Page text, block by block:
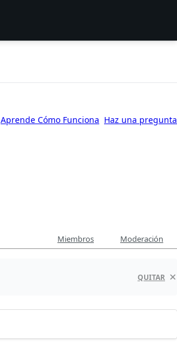
Aprende Cómo Funciona Haz una pregunta
Miembros Moderación
QUITAR